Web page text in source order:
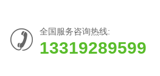
全国服务咨询热线:
13319289599